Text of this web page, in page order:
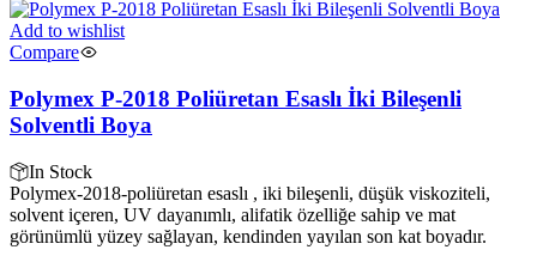
Add to wishlist
Compare
Polymex P-2018 Poliüretan Esaslı İki Bileşenli
Solventli Boya
In Stock
Polymex-2018-poliüretan esaslı , iki bileşenli, düşük viskoziteli,
solvent içeren, UV dayanımlı, alifatik özelliğe sahip ve mat
görünümlü yüzey sağlayan, kendinden yayılan son kat boyadır.